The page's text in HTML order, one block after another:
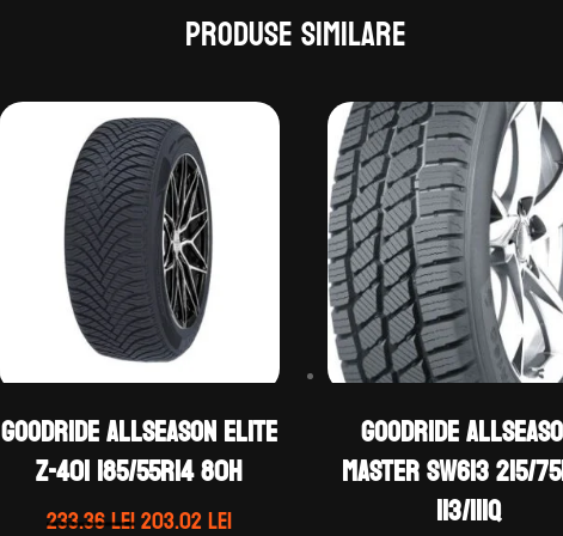
Produse similare
GOODRIDE ALLSEASON ELITE
Z-401 185/55R14 80H
233.36leiPrețul
203.02leiPrețul
GOODRIDE
MASTER SW613 215/
113/111Q